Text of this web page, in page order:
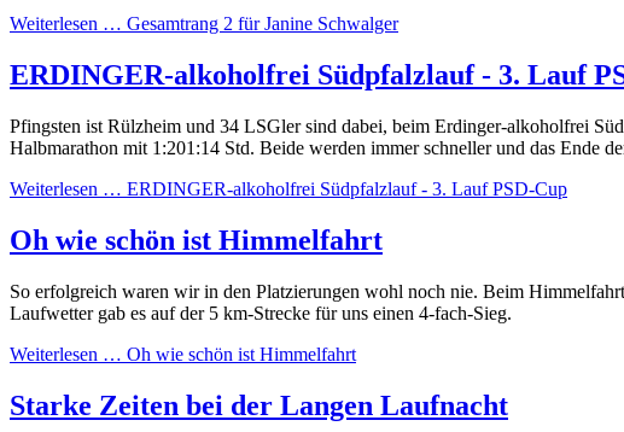
Weiterlesen … Gesamtrang 2 für Janine Schwalger
ERDINGER-alkoholfrei Südpfalzlauf - 3. Lauf
Pfingsten ist Rülzheim und 34 LSGler sind dabei, beim Erdinger-alkoholfrei
Halbmarathon mit 1:201:14 Std. Beide werden immer schneller und das Ende
Weiterlesen … ERDINGER-alkoholfrei Südpfalzlauf - 3. Lauf PSD-Cup
Oh wie schön ist Himmelfahrt
So erfolgreich waren wir in den Platzierungen wohl noch nie. Beim
Laufwetter gab es auf der 5 km-Strecke für uns einen 4-fach-Sieg.
Weiterlesen … Oh wie schön ist Himmelfahrt
Starke Zeiten bei der Langen Laufnacht